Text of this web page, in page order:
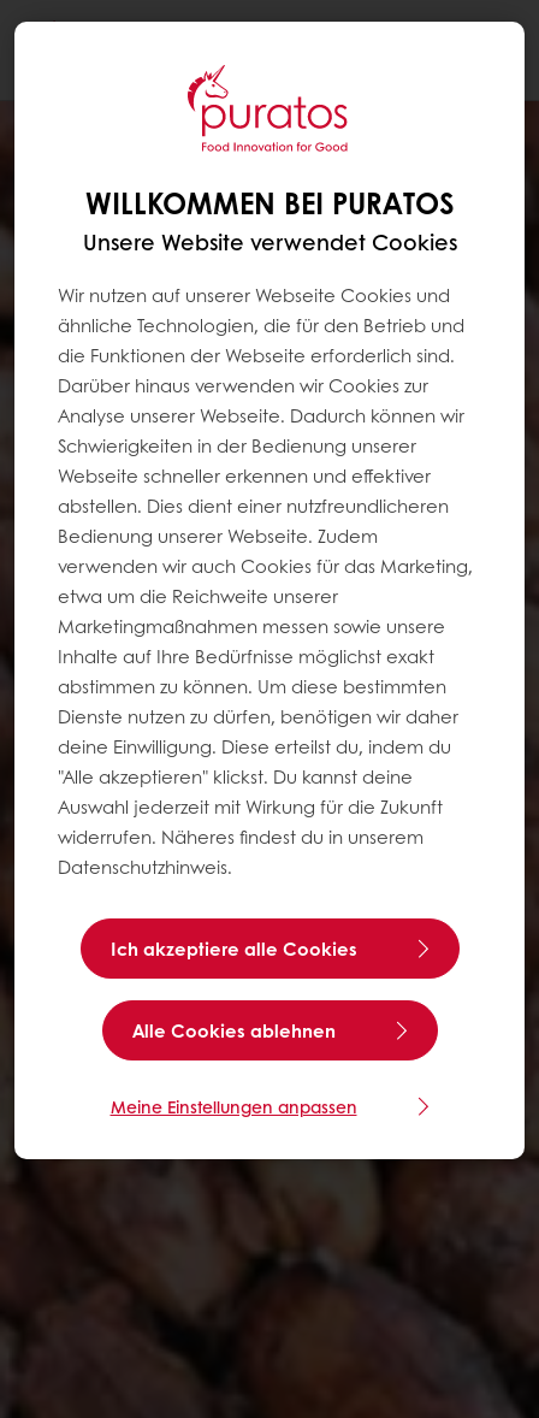
WILLKOMMEN BEI PURATOS
Unsere Website verwendet Cookies
Wir nutzen auf unserer Webseite Cookies und
ähnliche Technologien, die für den Betrieb und
die Funktionen der Webseite erforderlich sind.
Darüber hinaus verwenden wir Cookies zur
Analyse unserer Webseite. Dadurch können wir
Schwierigkeiten in der Bedienung unserer
Webseite schneller erkennen und effektiver
abstellen. Dies dient einer nutzfreundlicheren
Bedienung unserer Webseite. Zudem
verwenden wir auch Cookies für das Marketing,
etwa um die Reichweite unserer
Marketingmaßnahmen messen sowie unsere
Inhalte auf Ihre Bedürfnisse möglichst exakt
abstimmen zu können. Um diese bestimmten
Dienste nutzen zu dürfen, benötigen wir daher
deine Einwilligung. Diese erteilst du, indem du
"Alle akzeptieren" klickst. Du kannst deine
Auswahl jederzeit mit Wirkung für die Zukunft
widerrufen. Näheres findest du in unserem
Datenschutzhinweis.
Ich akzeptiere alle Cookies
Alle Cookies ablehnen
Meine Einstellungen anpassen